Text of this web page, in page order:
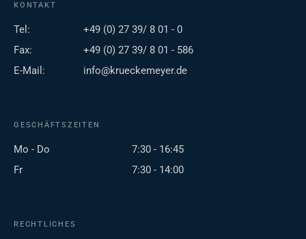
KONTAKT
Tel:
+49 (0) 27 39/ 8 01 - 0
Fax:
+49 (0) 27 39/ 8 01 - 586
E-Mail:
info@krueckemeyer.de
GESCHÄFTSZEITEN
Mo - Do
7:30 - 16:45
Fr
7:30 - 14:00
RECHTLICHES